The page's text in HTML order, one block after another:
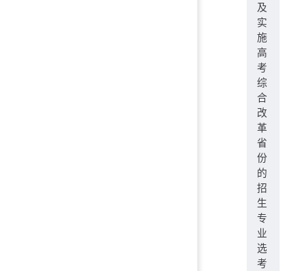
及
实
施
高
考
综
合
改
革
省
份
的
招
生
专
业
选
考